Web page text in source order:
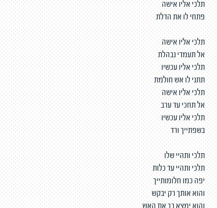
תלכי אליו אישה
פתחי לו את הדלת
תלכי אליו אישה
אל תעמדי נבהלת
תלכי אליו עכשיו
תתני לו אש חולמת
תלכי אליו אישה
אל תחכי עד ערב
תלכי אליו עכשיו
בשפתייך ורד
תלכי ותהיי שלו
תלכי ותהיי עד כלות
יפה כמו חלומותייך
והוא אותך רק יבקש